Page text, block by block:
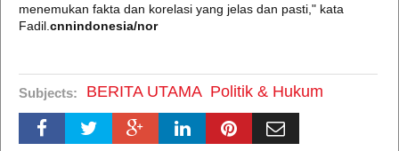
menemukan fakta dan korelasi yang jelas dan pasti," kata
Fadil. cnnindonesia/nor
Subjects: BERITA UTAMA Politik & Hukum